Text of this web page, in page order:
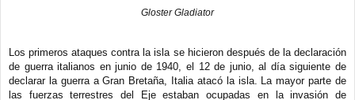
Gloster Gladiator
Los primeros ataques contra la isla se hicieron después de la declaración
de guerra italianos en junio de 1940, el 12 de junio, al día siguiente de
declarar la guerra a Gran Bretaña, Italia atacó la isla. La mayor parte de
las fuerzas terrestres del Eje estaban ocupadas en la invasión de